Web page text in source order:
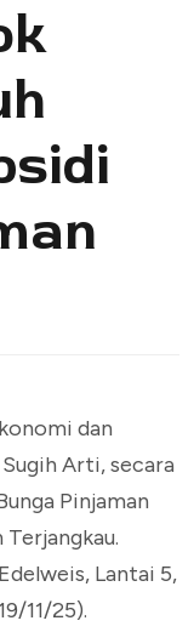
dan
Arti, secara
Pinjaman
Lantai 5,
11/25).